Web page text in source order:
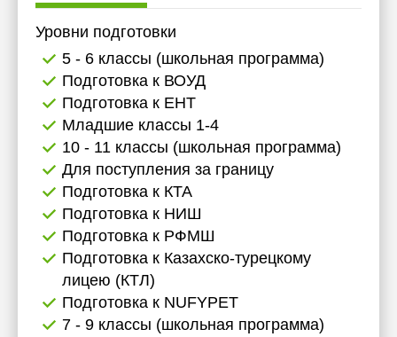
Уровни подготовки
5 - 6 классы (школьная программа)
Подготовка к ВОУД
Подготовка к ЕНТ
Младшие классы 1-4
10 - 11 классы (школьная программа)
Для поступления за границу
Подготовка к КТА
Подготовка к НИШ
Подготовка к РФМШ
Подготовка к Казахско-турецкому
лицею (КТЛ)
Подготовка к NUFYPET
7 - 9 классы (школьная программа)
13:30
14:00
15:00
16:00
16:30
17:00
17:30
18:00
14:00
17:00
17:30
18:00
14:00
15:30
18:00